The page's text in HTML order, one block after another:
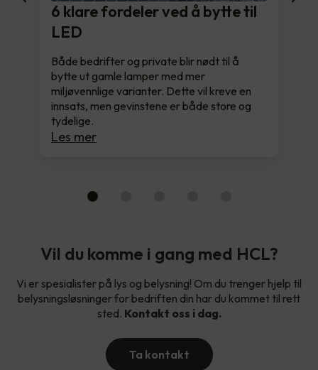
6 klare fordeler ved å bytte til
LED
Både bedrifter og private blir nødt til å
bytte ut gamle lamper med mer
miljøvennlige varianter. Dette vil kreve en
innsats, men gevinstene er både store og
tydelige.
Les mer
Vil du komme i gang med HCL?
Vi er spesialister på lys og belysning! Om du trenger hjelp til
belysningsløsninger for bedriften din har du kommet til rett
sted. Kontakt oss i dag.
Ta kontakt